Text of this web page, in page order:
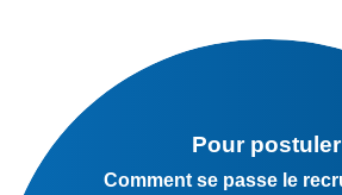
Pour postuler
Comment se passe le